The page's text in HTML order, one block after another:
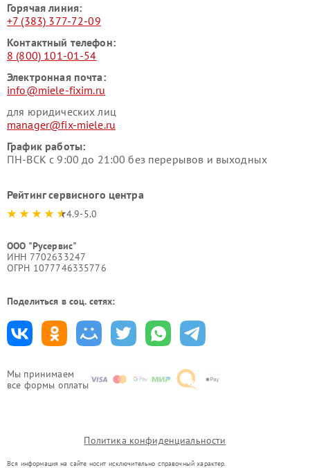
Мы принимаем
все формы оплаты
Горячая линия:
+7 (383) 377-72-09
Контактный телефон:
8 (800) 101-01-54
Электронная почта:
info@miele-fixim.ru
для юридических лиц
manager@fix-miele.ru
График работы:
ПН-ВСК с 9:00 до 21:00 без перерывов и выходных
Рейтинг сервисного центра
4.9-5.0
ООО "Русервис"
ИНН 7702633247
ОГРН 1077746335776
Поделиться в соц. сетях:
Политика конфиденциальности
Вся информация на сайте носит исключительно справочный характер.